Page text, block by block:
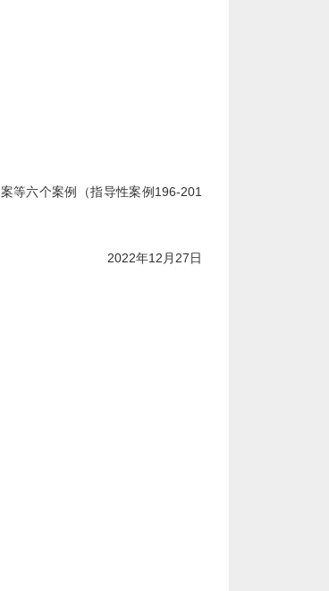
等六个案例（指导性案例196-201
2022年12月27日